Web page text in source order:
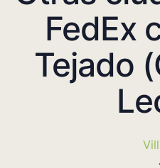
FedEx
Tejado